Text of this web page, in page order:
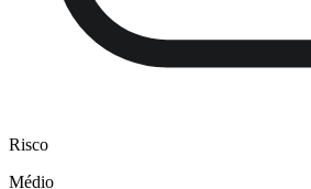
Risco
Médio